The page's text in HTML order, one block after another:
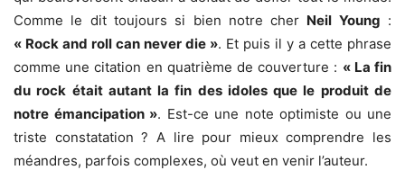
Comme le dit toujours si bien notre cher Neil Young :
« Rock and roll can never die ». Et puis il y a cette phrase
comme une citation en quatrième de couverture : « La fin
du rock était autant la fin des idoles que le produit de
notre émancipation ». Est-ce une note optimiste ou une
triste constatation ? A lire pour mieux comprendre les
méandres, parfois complexes, où veut en venir l’auteur.